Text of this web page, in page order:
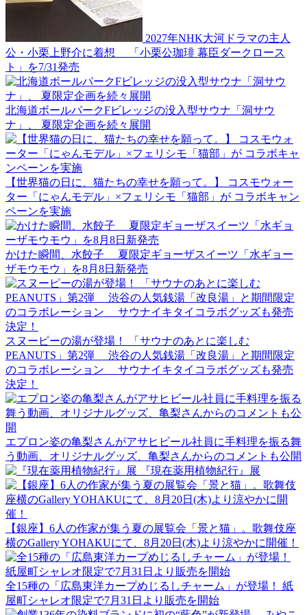
2027年NHK大河ドラマの主人
公・小栗上野介に着想 「小栗公珈琲 幕臣ダークロース
ト」を7/31発売
北海道ボールパークFビレッジの没入型サウナ「洞サウ
ナ」、 夏限定企画を続々展開
【世界猫の日に、猫たちの幸せを願って。】 コスモウォー
ター「にゃんモデル」×フェリシモ「猫部」が コラボキャン
ペーンを実施
かけた瞬間、水餃子 夏限定ギョーザスイーツ「水ギョー
ザモウモウ」を8月8日新発売
スヌーピーの湯が登場！ 「サウナのあとに楽しむ
PEANUTS」第2弾 渋谷の人気銭湯「改良湯」と期間限定
のコラボレーション サウナイキタイコラボグッズも発売
決定！
エプロン姿の亀梨さんがアサヒビール社員に手料理を振る舞
う動画、オリジナルグッズ、亀梨さんからのコメントも公開
『現在薬用植物紀行』展
【銀座】6人の作家が集う夏の展覧会「景と猫」。歌舞伎座
横のGallery YOHAKUにて、8月20日(木)より涼やかに開催！
全15種の「広島東洋カープめじるしチャーム」が登場！ 紙
屋町シャレオ限定で7月31日より販売を開始